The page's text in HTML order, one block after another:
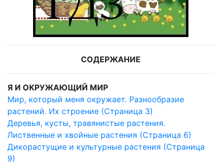
СОДЕРЖАНИЕ
Я И ОКРУЖАЮЩИЙ МИР
Мир, который меня окружает. Разнообразие
растений. Их строение (Страница 3)
Деревья, кусты, травянистые растения.
Лиственные и хвойные растения (Страница 6)
Дикорастущие и культурные растения (Страница
9)